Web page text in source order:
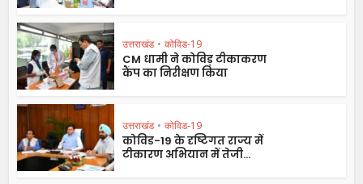
उत्तराखंड • कोविड-19
CM धामी ने कोविड़ टीकाकरण
कैंप का निरीक्षण किया
उत्तराखंड • कोविड-19
कोविड-19 के दृष्टिगत राज्य में
टीकारण अभियान में तेजी...